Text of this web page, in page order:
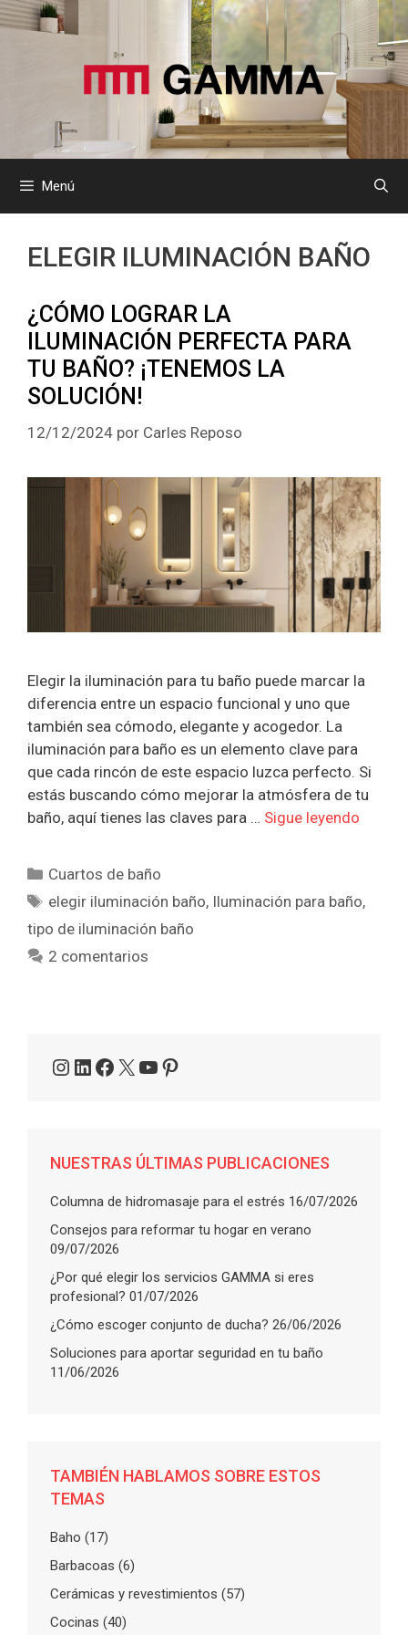
Saltar
al
Menú
ELEGIR ILUMINACIÓN BAÑO
¿CÓMO LOGRAR LA
ILUMINACIÓN PERFECTA PARA
TU BAÑO? ¡TENEMOS LA
SOLUCIÓN!
12/12/2024 por Carles Reposo
Elegir la iluminación para tu baño puede marcar la
diferencia entre un espacio funcional y uno que
también sea cómodo, elegante y acogedor. La
iluminación para baño es un elemento clave para
que cada rincón de este espacio luzca perfecto. Si
estás buscando cómo mejorar la atmósfera de tu
baño, aquí tienes las claves para … Sigue leyendo
Categorías
Cuartos de baño
Etiquetas
elegir iluminación baño, Iluminación para baño,
tipo de iluminación baño
2 comentarios
Instagram
LinkedIn
Facebook
X YouTube
Pinterest
NUESTRAS ÚLTIMAS PUBLICACIONES
Columna de hidromasaje para el estrés 16/07/2026
Consejos para reformar tu hogar en verano
09/07/2026
¿Por qué elegir los servicios GAMMA si eres
profesional? 01/07/2026
¿Cómo escoger conjunto de ducha? 26/06/2026
Soluciones para aportar seguridad en tu baño
11/06/2026
TAMBIÉN HABLAMOS SOBRE ESTOS
TEMAS
Baho (17)
Barbacoas (6)
Cerámicas y revestimientos (57)
Cocinas (40)